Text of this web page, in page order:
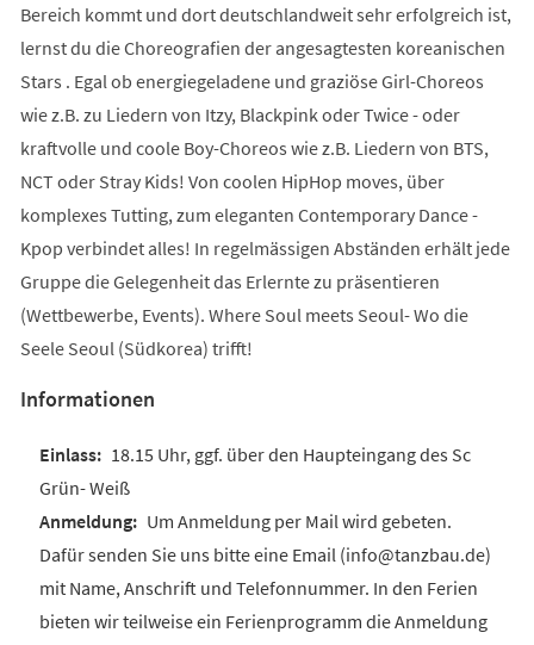
Bereich kommt und dort deutschlandweit sehr erfolgreich ist,
lernst du die Choreografien der angesagtesten koreanischen
Stars . Egal ob energiegeladene und graziöse Girl-Choreos
wie z.B. zu Liedern von Itzy, Blackpink oder Twice - oder
kraftvolle und coole Boy-Choreos wie z.B. Liedern von BTS,
NCT oder Stray Kids! Von coolen HipHop moves, über
komplexes Tutting, zum eleganten Contemporary Dance -
Kpop verbindet alles! In regelmässigen Abständen erhält jede
Gruppe die Gelegenheit das Erlernte zu präsentieren
(Wettbewerbe, Events). Where Soul meets Seoul- Wo die
Seele Seoul (Südkorea) trifft!
Informationen
18.15 Uhr, ggf. über den Haupteingang des Sc
Grün- Weiß
Um Anmeldung per Mail wird gebeten.
Dafür senden Sie uns bitte eine Email (info@tanzbau.de)
mit Name, Anschrift und Telefonnummer. In den Ferien
bieten wir teilweise ein Ferienprogramm die Anmeldung